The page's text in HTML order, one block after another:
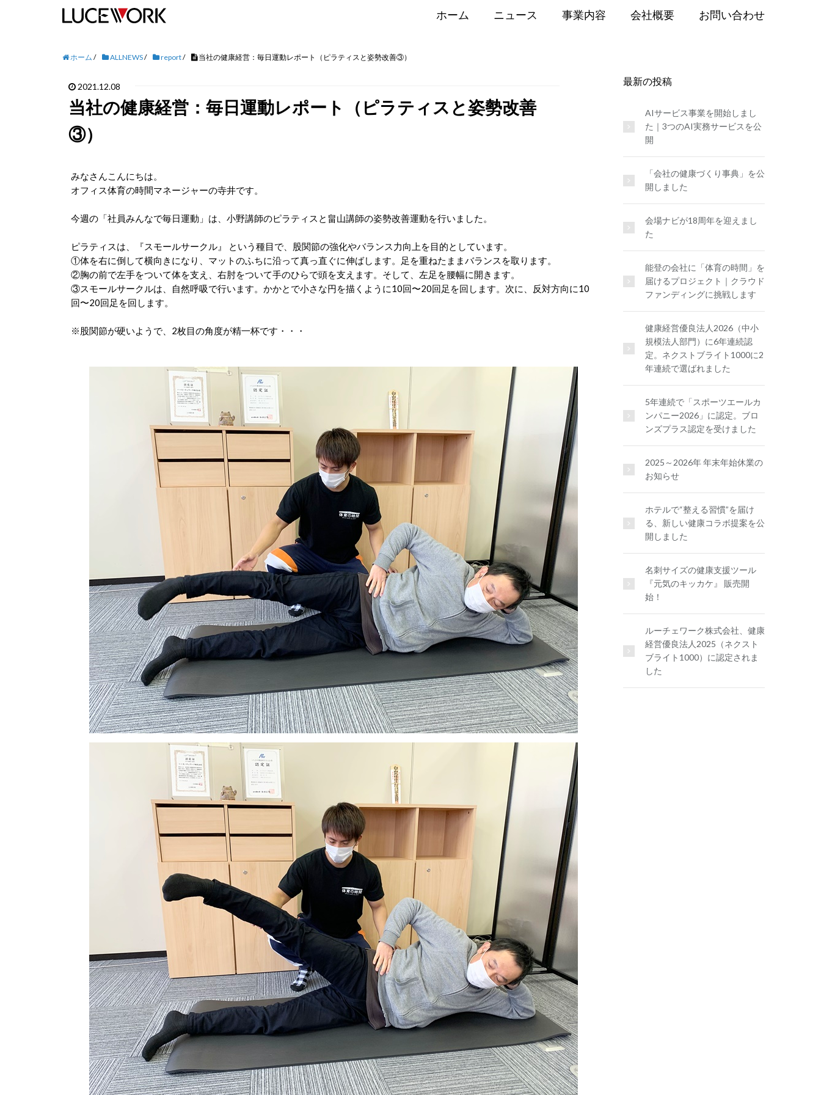
ホーム ニュース 事業内容 会社概要 お問い合わせ
ホーム / ALLNEWS/ report/ 当社の健康経営：毎日運動レポート（ピラティスと姿勢改善③）
2021.12.08
当社の健康経営：毎日運動レポート（ピラティスと姿勢改善
③）
みなさんこんにちは。
オフィス体育の時間マネージャーの寺井です。
今週の「社員みんなで毎日運動」は、小野講師のピラティスと畠山講師の姿勢改善運動を行いました。
ピラティスは、『スモールサークル』 という種目で、股関節の強化やバランス力向上を目的としています。
①体を右に倒して横向きになり、マットのふちに沿って真っ直ぐに伸ばします。足を重ねたままバランスを取ります。
②胸の前で左手をついて体を支え、右肘をついて手のひらで頭を支えます。そして、左足を腰幅に開きます。
③スモールサークルは、自然呼吸で行います。かかとで小さな円を描くように10回〜20回足を回します。次に、反対方向に10
回〜20回足を回します。
※股関節が硬いようで、2枚目の角度が精一杯です・・・
最新の投稿
AIサービス事業を開始しまし
た｜3つのAI実務サービスを公
開
「会社の健康づくり事典」を公
開しました
会場ナビが18周年を迎えまし
た
能登の会社に「体育の時間」を
届けるプロジェクト｜クラウド
ファンディングに挑戦します
健康経営優良法人2026（中小
規模法人部門）に6年連続認
定。ネクストブライト1000に2
年連続で選ばれました
5年連続で「スポーツエールカ
ンパニー2026」に認定。ブロ
ンズプラス認定を受けました
2025～2026年 年末年始休業の
お知らせ
ホテルで“整える習慣”を届け
る、新しい健康コラボ提案を公
開しました
名刺サイズの健康支援ツール
『元気のキッカケ』 販売開
始！
ルーチェワーク株式会社、健康
経営優良法人2025（ネクスト
ブライト1000）に認定されま
した